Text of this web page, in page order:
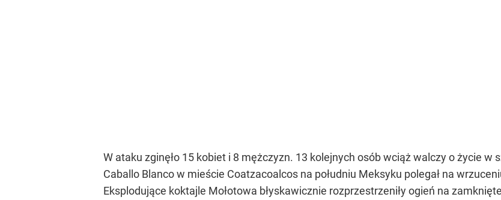
W ataku zginęło 15 kobiet i 8 mężczyzn. 13 kolejnych osób wciąż walczy o życie
Caballo Blanco w mieście Coatzacoalcos na południu Meksyku polegał na
Eksplodujące koktajle Mołotowa błyskawicznie rozprzestrzeniły ogień na